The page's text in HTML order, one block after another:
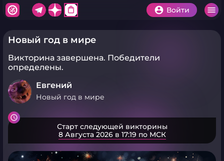
shopping_bag Войти
Новый год в мире
Викторина завершена. Победители
определены.
Евгений
Новый год в мире
Старт следующей викторины
8 Августа 2026 в 17:19 по МСК